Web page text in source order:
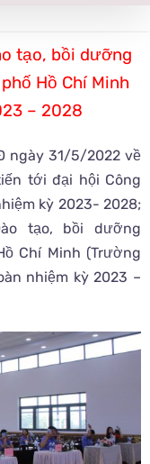
tạo, bồi dưỡng
Hồ Chí Minh
– 2028
ngày 31/5/2022 về
tới đại hội Công
kỳ 2023- 2028;
tạo, bồi dưỡng
Chí Minh (Trường
nhiệm kỳ 2023 –